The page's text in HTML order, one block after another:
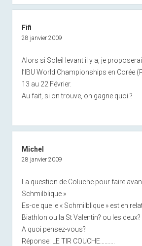
Fifi
28 janvier 2009
Alors si Soleil levant il y a, je
l’IBU World Championships en Corée
13 au 22 Février.
Au fait, si on trouve, on gagne quoi ?
Michel
28 janvier 2009
La question de Coluche pour faire
Schmilblique »
Es-ce que le « Schmilblique » est en
Biathlon ou la St Valentin? ou les deux?
A quoi pensez-vous?
Réponse: LE TIR COUCHE……….